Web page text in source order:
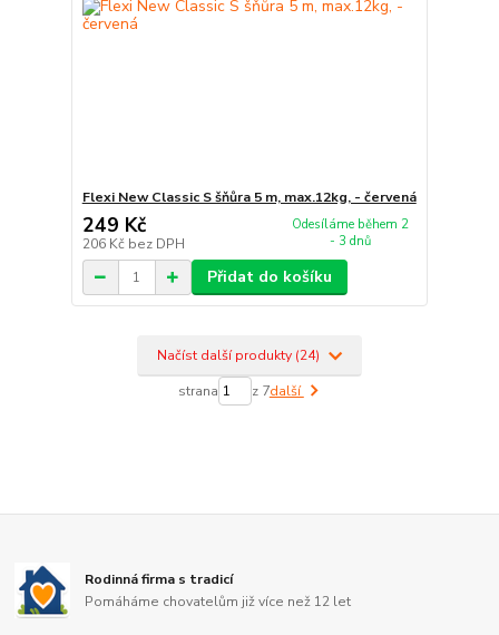
Flexi New Classic S šňůra 5 m, max.12kg, - červená
249 Kč
206 Kč bez DPH
Odesíláme během 2
- 3 dnů
Přidat do košíku
Načíst další produkty (24)
strana z 7další
Rodinná firma s tradicí
Pomáháme chovatelům již více než 12 let